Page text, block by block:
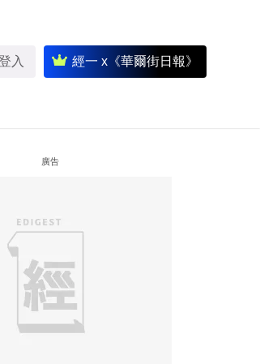
入 經一 x《華爾街日報》
廣告